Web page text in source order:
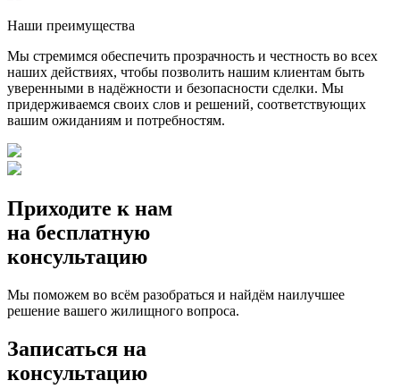
Наши преимущества
Мы стремимся обеспечить прозрачность и честность во всех
наших действиях, чтобы позволить нашим клиентам быть
уверенными в надёжности и безопасности сделки. Мы
придерживаемся своих слов и решений, соответствующих
вашим ожиданиям и потребностям.
Приходите к нам
на бесплатную
консультацию
Мы поможем во всём разобраться и найдём наилучшее
решение вашего жилищного вопроса.
Записаться на
консультацию